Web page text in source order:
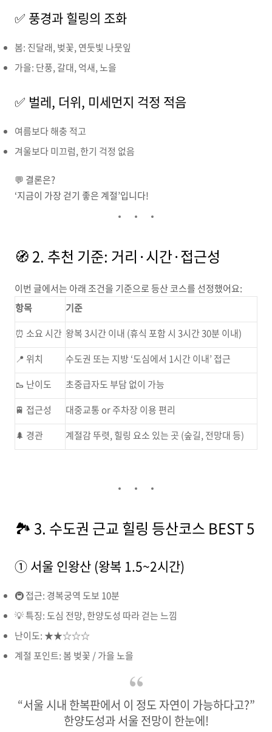
✅ 풍경과 힐링의 조화
봄: 진달래, 벚꽃, 연둣빛 나뭇잎
가을: 단풍, 갈대, 억새, 노을
✅ 벌레, 더위, 미세먼지 걱정 적음
여름보다 해충 적고
겨울보다 미끄럼, 한기 걱정 없음
💬 결론은?
‘지금이 가장 걷기 좋은 계절’입니다!
🧭 2. 추천 기준: 거리·시간·접근성
이번 글에서는 아래 조건을 기준으로 등산 코스를 선정했어요:
항목
기준
⏰ 소요 시간 왕복 3시간 이내 (휴식 포함 시 3시간 30분 이내)
📍 위치
수도권 또는 지방 ‘도심에서 1시간 이내’ 접근
🥾 난이도
초중급자도 부담 없이 가능
🚆 접근성
대중교통 or 주차장 이용 편리
🌲 경관
계절감 뚜렷, 힐링 요소 있는 곳 (숲길, 전망대 등)
🏞️ 3. 수도권 근교 힐링 등산코스 BEST 5
① 서울 인왕산 (왕복 1.5~2시간)
🚇 접근: 경복궁역 도보 10분
💡 특징: 도심 전망, 한양도성 따라 걷는 느낌
난이도: ★★☆☆☆
계절 포인트: 봄 벚꽃 / 가을 노을
“서울 시내 한복판에서 이 정도 자연이 가능하다고?”
한양도성과 서울 전망이 한눈에!